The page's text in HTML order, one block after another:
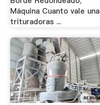
Máquina Cuanto vale una
trituradoras ...